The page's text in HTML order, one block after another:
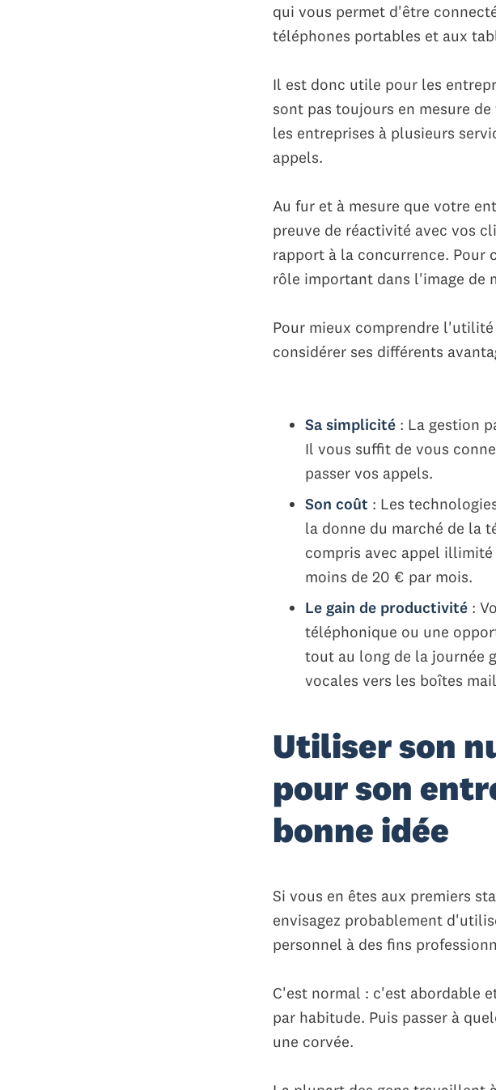
qui vous permet d'être
téléphones portables et aux
Il est donc utile pour les
sont pas toujours en mesure
les entreprises à plusieurs
appels.
Au fur et à mesure que votre
preuve de réactivité avec vos
rapport à la concurrence. Pour
rôle important dans l'image de
Pour mieux comprendre
considérer ses différents
Sa simplicité : La gestion
Il vous suffit de vous
passer vos appels.
Son coût : Les
la donne du marché de la
compris avec appel
moins de 20 € par mois.
Le gain de productivité :
téléphonique ou une
tout au long de la journée
vocales vers les boîtes
Utiliser son
pour son
bonne idée
Si vous en êtes aux premiers
envisagez probablement
personnel à des fins
C'est normal : c'est abordable
par habitude. Puis passer à
une corvée.